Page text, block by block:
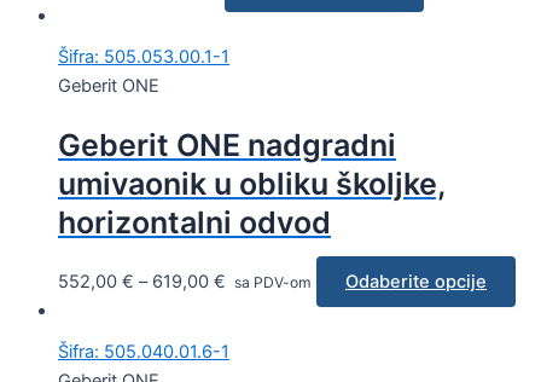
Šifra: 505.053.00.1-1
Geberit ONE
Geberit ONE nadgradni
umivaonik u obliku školjke,
horizontalni odvod
552,00 € – 619,00 € sa PDV-om Odaberite opcije
Šifra: 505.040.01.6-1